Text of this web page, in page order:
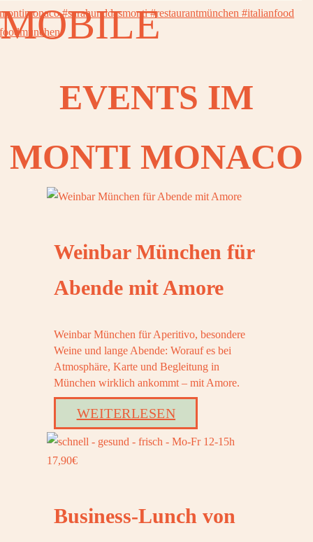
MOBILE
EVENTS IM
MONTI MONACO
Weinbar München für
Abende mit Amore
Weinbar München für Aperitivo, besondere
Weine und lange Abende: Worauf es bei
Atmosphäre, Karte und Begleitung in
München wirklich ankommt – mit Amore.
WEITERLESEN
Business-Lunch von